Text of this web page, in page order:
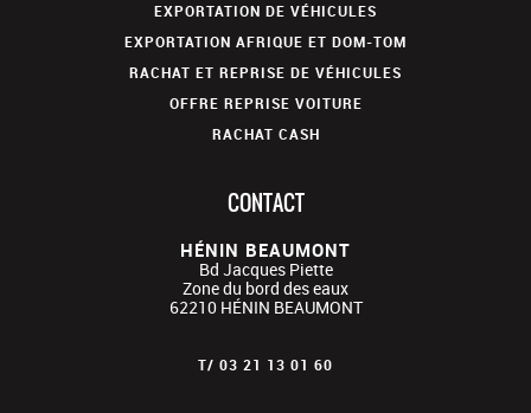
EXPORTATION DE VÉHICULES
EXPORTATION AFRIQUE ET DOM-TOM
RACHAT ET REPRISE DE VÉHICULES
OFFRE REPRISE VOITURE
RACHAT CASH
CONTACT
HÉNIN BEAUMONT
Bd Jacques Piette
Zone du bord des eaux
62210 HÉNIN BEAUMONT
T/ 03 21 13 01 60